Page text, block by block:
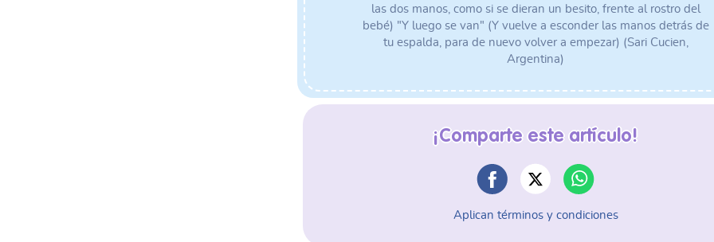
las dos manos, como si se dieran un besito, frente al rostro del
bebé) "Y luego se van" (Y vuelve a esconder las manos detrás de
tu espalda, para de nuevo volver a empezar) (Sari Cucien,
Argentina)
¡Comparte este artículo!
Aplican términos y condiciones